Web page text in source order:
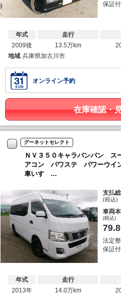
保証
年式
2009後
走行
13.5万km
地域 兵庫県加古川市
オンライン予約
在庫確認・
グーネットセレクト
ＮＶ３５０キャラバンバン ス
アコン パワステ パワーウ
車いす ...
支払
(税込)
車両
(税込)
79.8
法定
保証
年式
2013年
走行
14.0万km